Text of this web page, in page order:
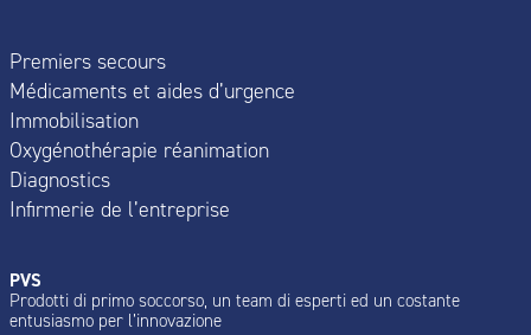
Premiers secours
Médicaments et aides d’urgence
Immobilisation
Oxygénothérapie réanimation
Diagnostics
Infirmerie de l’entreprise
PVS
Prodotti di primo soccorso, un team di esperti ed un costante
entusiasmo per l’innovazione